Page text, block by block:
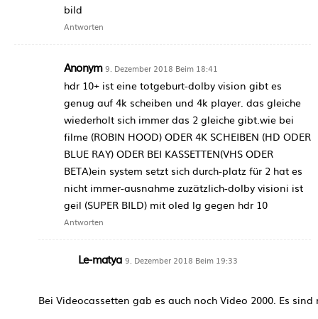
bild
Antworten
Anonym 9. Dezember 2018 Beim 18:41
hdr 10+ ist eine totgeburt-dolby vision gibt es
genug auf 4k scheiben und 4k player. das gleiche
wiederholt sich immer das 2 gleiche gibt.wie bei
filme (ROBIN HOOD) ODER 4K SCHEIBEN (HD ODER
BLUE RAY) ODER BEI KASSETTEN(VHS ODER
BETA)ein system setzt sich durch-platz für 2 hat es
nicht immer-ausnahme zuzätzlich-dolby visioni ist
geil (SUPER BILD) mit oled lg gegen hdr 10
Antworten
Le-matya 9. Dezember 2018 Beim 19:33
Bei Videocassetten gab es auch noch Video 2000. Es